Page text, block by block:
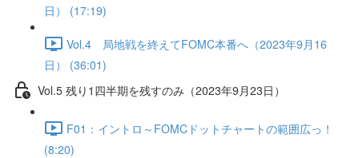
日） (17:19)
Vol.4 局地戦を終えてFOMC本番へ（2023年9月16
日） (36:01)
Vol.5 残り1四半期を残すのみ（2023年9月23日）
F01：イントロ～FOMCドットチャートの範囲広っ！
(8:20)